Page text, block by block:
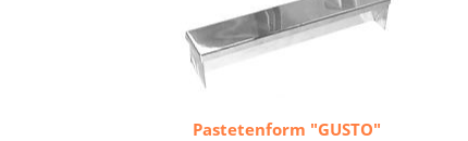
Pastetenform "GUSTO"